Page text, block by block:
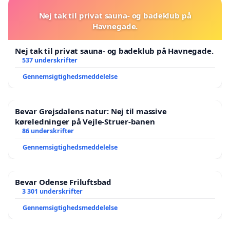
Nej tak til privat sauna- og badeklub på
Havnegade.
Nej tak til privat sauna- og badeklub på Havnegade.
537 underskrifter
Gennemsigtighedsmeddelelse
Bevar Grejsdalens natur: Nej til massive
køreledninger på Vejle-Struer-banen
86 underskrifter
Gennemsigtighedsmeddelelse
Bevar Odense Friluftsbad
3 301 underskrifter
Gennemsigtighedsmeddelelse